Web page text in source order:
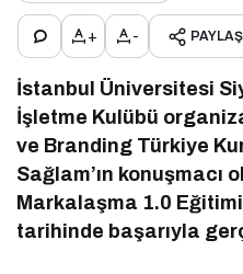
+ - PAYLAŞ
İstanbul Üniversitesi
İşletme Kulübü
ve Branding Türkiye
Sağlam’ın konuşmacı
Markalaşma 1.0
tarihinde başarıyla